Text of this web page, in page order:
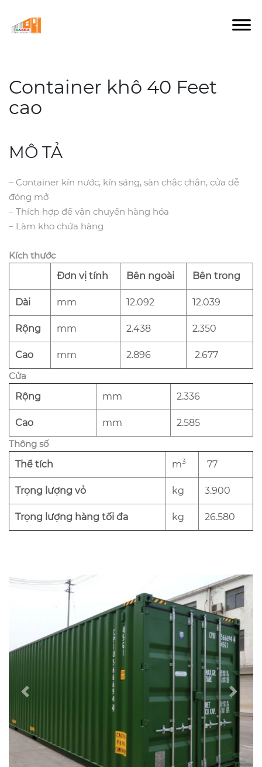
Container khô 40 Feet
cao
MÔ TẢ
– Container kín nước, kín sáng, sàn chắc chắn, cửa dễ
đóng mở
– Thích hợp để vận chuyển hàng hóa
– Làm kho chứa hàng
Kích thước
Đơn vị tính
Bên ngoài Bên trong
Dài mm 12.092 12.039
Rộng mm 2.438 2.350
Cao mm 2.896
2.677
Cửa
Rộng
mm 2.336
Cao mm
2.585
Thông số
Thể tích
m3 77
Trọng lượng vỏ kg 3.900
Trọng lượng hàng tối đa kg 26.580
Previous Next